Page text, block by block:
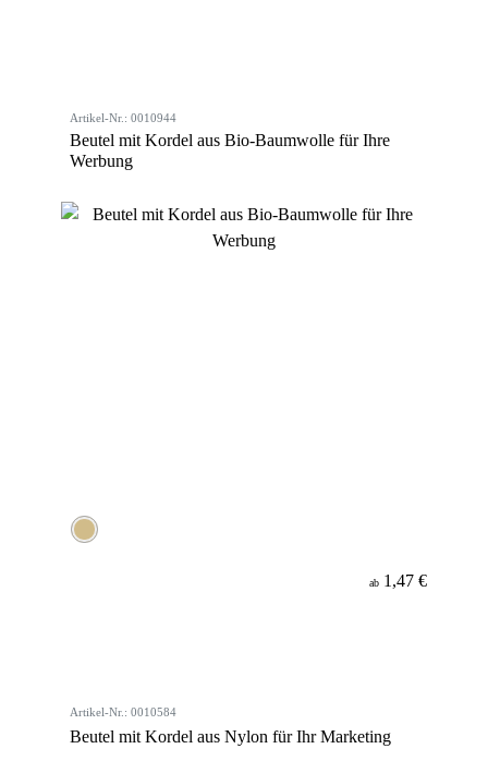
Artikel-Nr.: 0010944
Beutel mit Kordel aus Bio-Baumwolle für Ihre
Werbung
ab 1,47 €
Artikel-Nr.: 0010584
Beutel mit Kordel aus Nylon für Ihr Marketing